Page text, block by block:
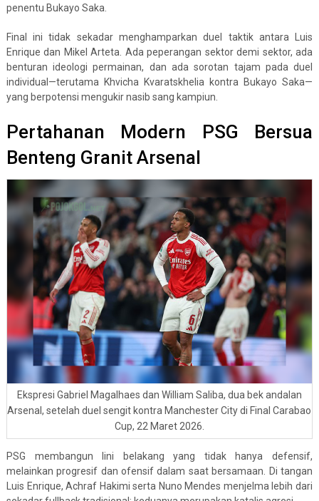
penentu Bukayo Saka.
Final ini tidak sekadar menghamparkan duel taktik antara Luis
Enrique dan Mikel Arteta. Ada peperangan sektor demi sektor, ada
benturan ideologi permainan, dan ada sorotan tajam pada duel
individual—terutama Khvicha Kvaratskhelia kontra Bukayo Saka—
yang berpotensi mengukir nasib sang kampiun.
Pertahanan Modern PSG Bersua
Benteng Granit Arsenal
Ekspresi Gabriel Magalhaes dan William Saliba, dua bek andalan
Arsenal, setelah duel sengit kontra Manchester City di Final Carabao
Cup, 22 Maret 2026.
PSG membangun lini belakang yang tidak hanya defensif,
melainkan progresif dan ofensif dalam saat bersamaan. Di tangan
Luis Enrique, Achraf Hakimi serta Nuno Mendes menjelma lebih dari